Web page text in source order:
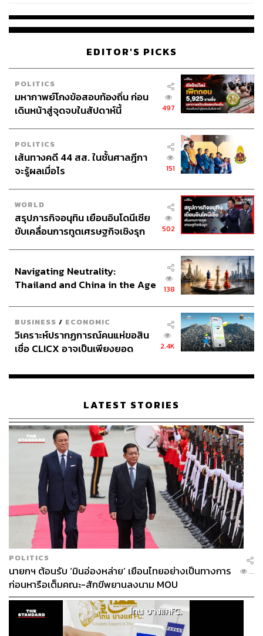
เหมือนเช่นเคย
สำหรับรายได้ปี 2564 ที่ผ่านมานั้น ประเสริฐกล่าวว่า “ยังคงมี
โดย 9 เดือนที่ผ่านมามียอดโอนกรรมสิทธ์ 7,447 ล้านบาท
และไตรมาสสุดท้ายนี้มียอดขายรอโอน (Backlog) อีกว่า
1,428 ล้านบาท มียอดขาย (Presale) 1,200 ล้านบาทต่อ
ที่ดีขึ้น ทั้งในส่วนของภาคธุรกิจและกำลังซื้อของผู้บริโภคทั้ง
ในประเทศและต่างประเทศ ขณะนี้ถือว่าเป็นโอกาสที่ดีของ
ลูกค้าที่จะเลือกซื้อที่อยู่อาศัยในราคาที่สามารถจับจองเป็น
โจทย์ชีวิตคนเมืองอย่างไม่หยุดยั้ง พร้อมเพิ่มทุน ตุนเงินสด
แข็งแกร่งรองรับการเติบโตในอนาคต
นอกจากนี้ยังวางเป้าหมายปี 2565 ยอดโอนกรรมสิทธิ์ 12,000
ล้านบาท เติบโต 20% ซึ่ง ณ ปัจจุบันมียอดขายรอโอน 6,220
ล้านบาท หรือ 52% ของเป้าหมายทั้งปี ส่วนที่เหลือจะสามารถ
ทยอยรับรู้ในปี 2566 โดยปี 2565 จะมี 4 โครงการสร้างเสร็จ
มูลค่า 15,839 ล้านบาท ล่าสุดบริษัทมีสินค้าพร้อมขาย
(สต๊อก) มูลค่า 28,000 ล้านบาท จาก 34 โครงการอีกด้วย
7 โครงการ รับปี 2565 มูลค่ารวม 28,200 ล้านบาท จับ
มือพาร์ตเนอร์ระดับโลกร่วมพัฒนา
อาร์เทล พระราม 9 (Artale Rama9)
ดับลักชัวรีใจกลางเมืองบนพระราม 9 ออกแบบและ
พัฒนาภายใต้แนวคิด Urban Luxury Pool Villa เกิดเป็น
ที่อยู่อาศัยแบบ Pool Villa หรูใจกลางเมือง
EDITOR'S PICKS
POLITICS
มหากาพย์โกงข้อสอบท้องถิ่น ก่อน
เดินหน้าสู่จุดจบในสัปดาห์นี้
497
POLITICS
เส้นทางคดี 44 สส. ในชั้นศาลฎีกา
จะรู้ผลเมื่อไร
151
WORLD
สรุปภารกิจอนุทิน เยือนอินโดนีเซีย
ขับเคลื่อนการทูตเศรษฐกิจเชิงรุก
502
Navigating Neutrality:
Thailand and China in the Age
138
BUSINESS / ECONOMIC
วิเคราะห์ปรากฏการณ์คนแห่ขอสิน
เชื่อ CLICX อาจเป็นเพียงยอด
เรือนไทยที่ถูกซุกไว้
2.4K
LATEST STORIES
POLITICS
นายกฯ ต้อนรับ ‘มินอ่องหล่าย’ เยือนไทยอย่างเป็นทางการ
ก่อนหารือเต็มคณะ-สักขีพยานลงนาม MOU
...